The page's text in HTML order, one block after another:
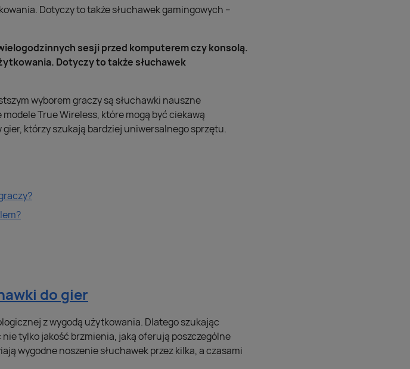
Dotyczy to także słuchawek gamingowych –
sesji przed komputerem czy konsolą.
Dotyczy to także słuchawek
wyborem graczy są słuchawki nauszne
True Wireless, które mogą być ciekawą
którzy szukają bardziej uniwersalnego sprzętu.
do gier
z wygodą użytkowania. Dlatego szukając
tylko jakość brzmienia, jaką oferują poszczególne
wygodne noszenie słuchawek przez kilka, a czasami